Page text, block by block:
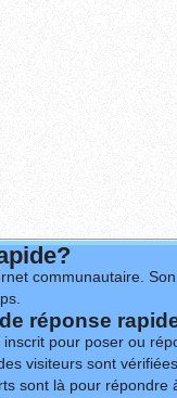
communautaire.
réponse
inscrit pour poser ou
visiteurs sont
sont là pour répondre